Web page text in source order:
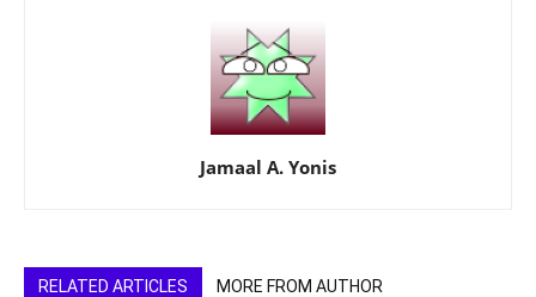
Jamaal A. Yonis
RELATED ARTICLES MORE FROM AUTHOR